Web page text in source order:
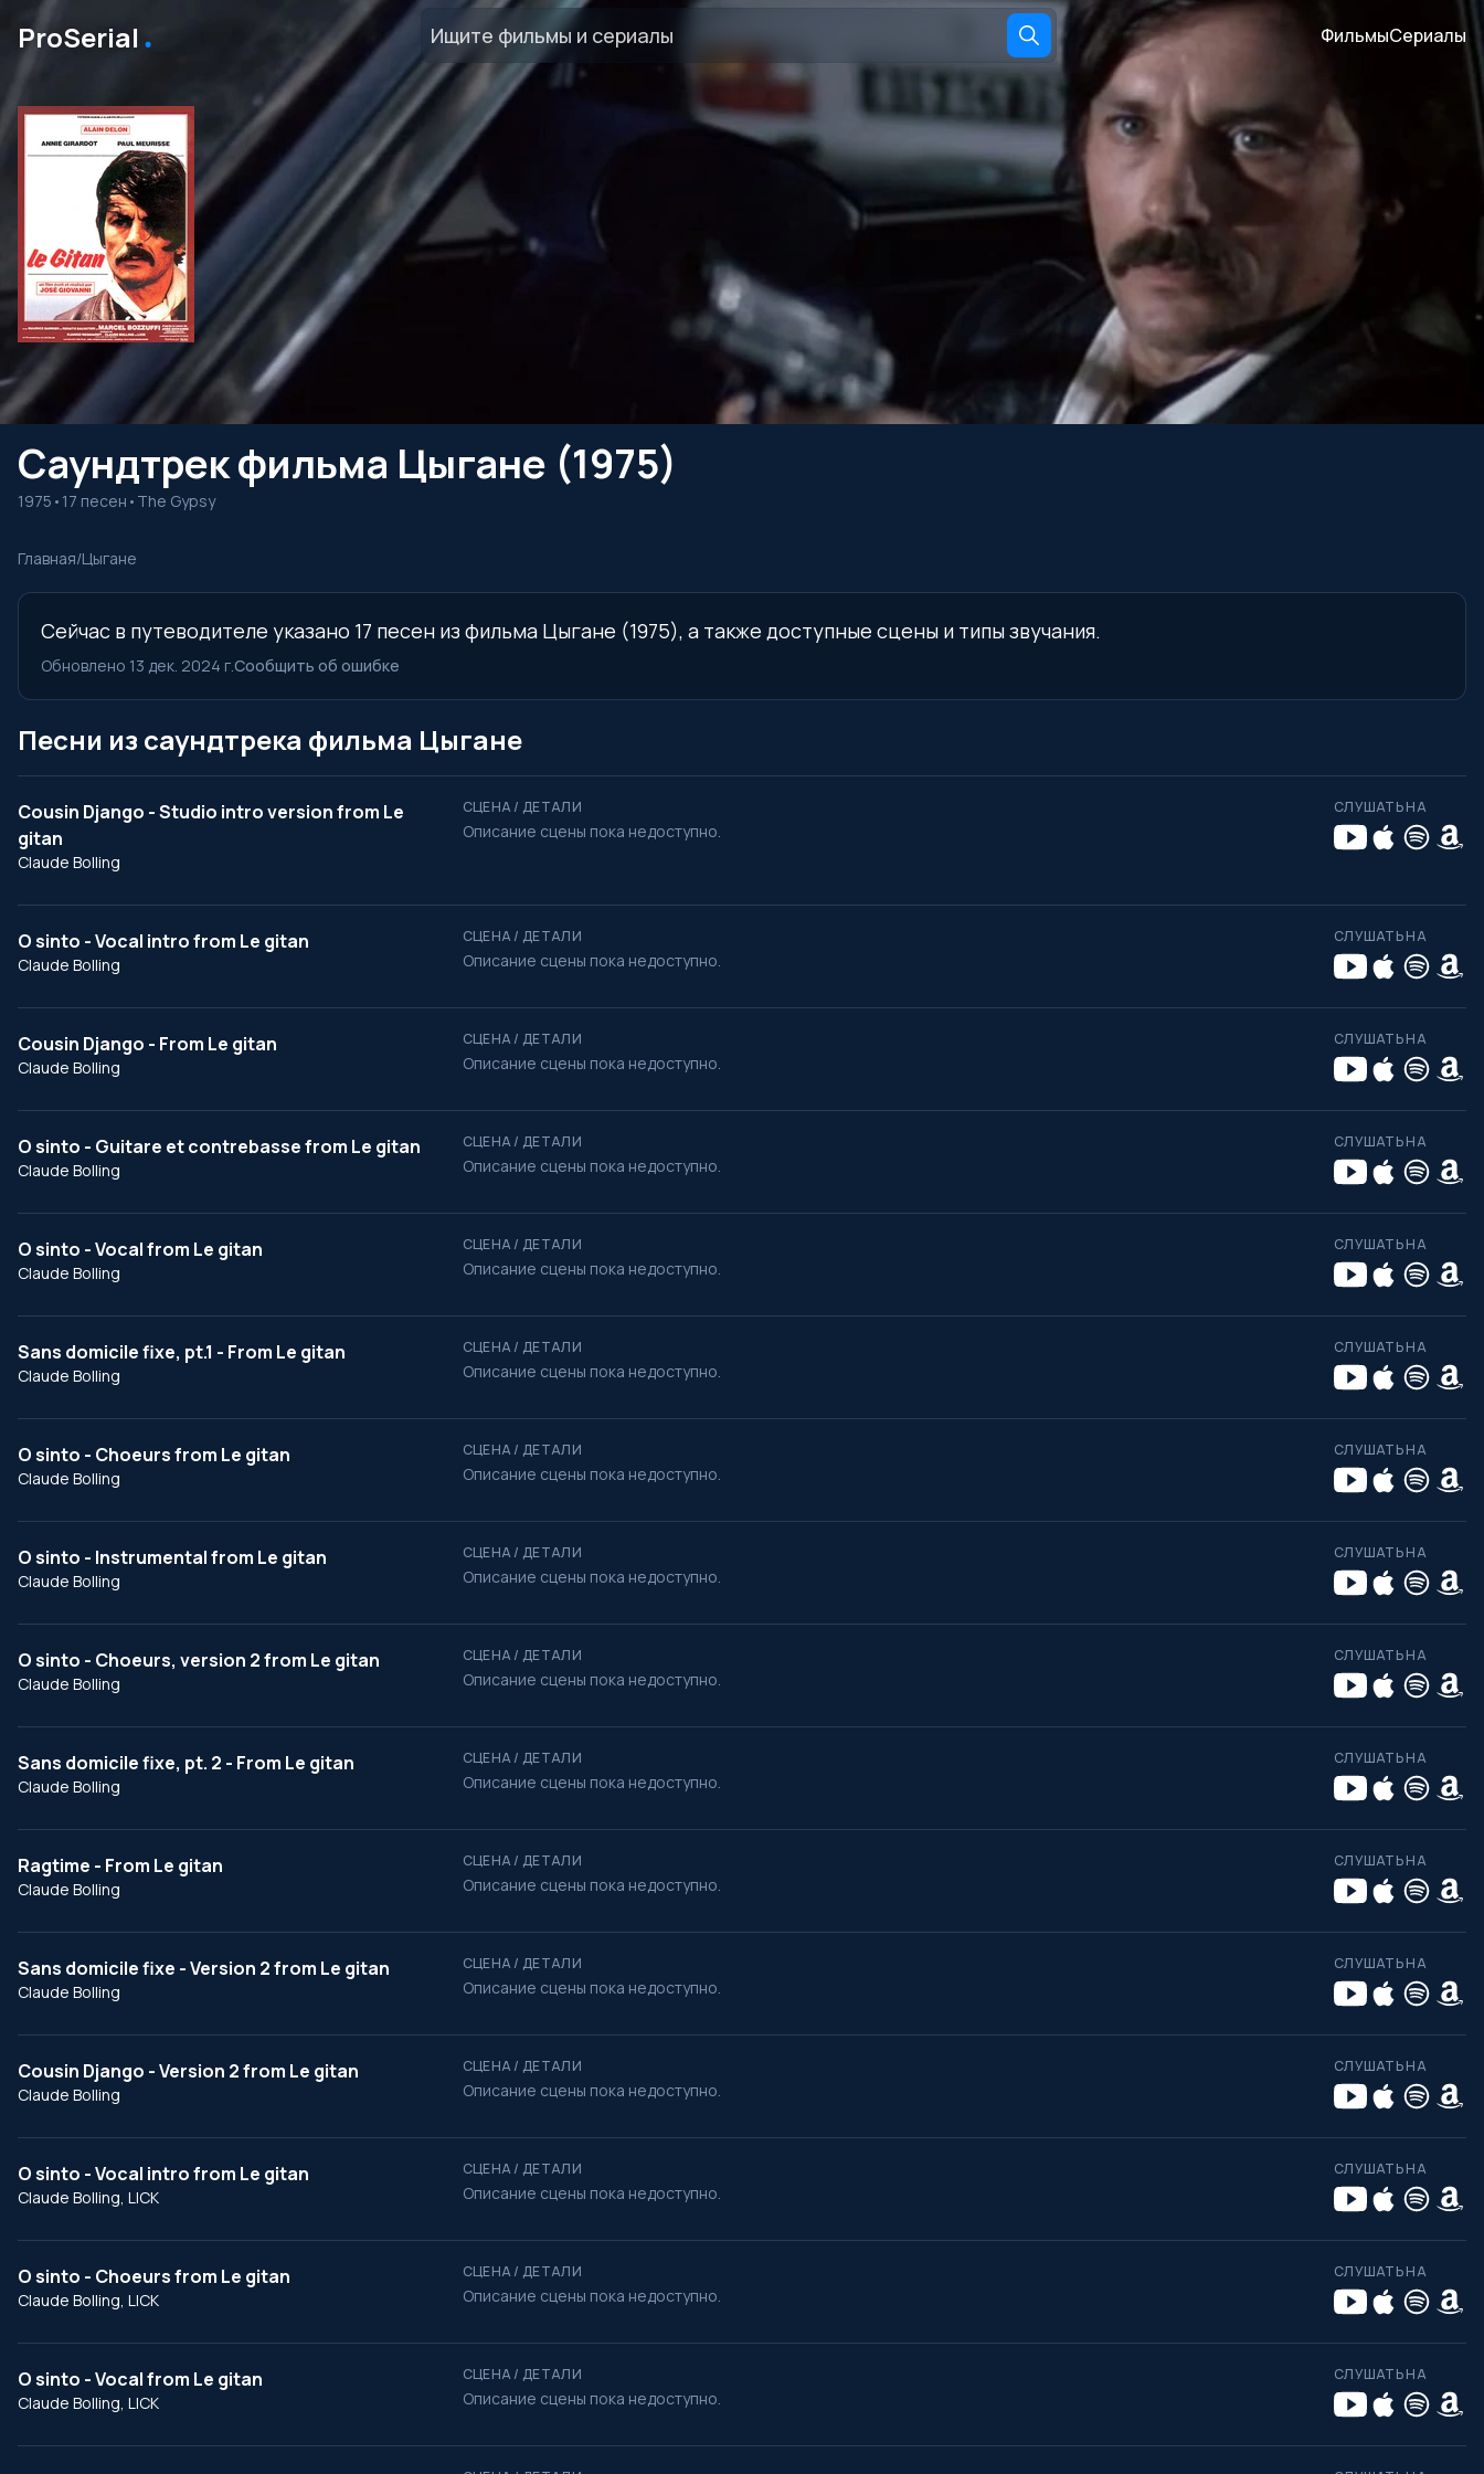
ProSerial ․ ФильмыСериалы
Саундтрек фильма Цыгане (1975)
1975 • 17 песен • The Gypsy
Главная/Цыгане
Сейчас в путеводителе указано 17 песен из фильма Цыгане (1975), а также доступные сцены и типы звучания.
Обновлено 13 дек. 2024 г.Сообщить об ошибке
Песни из саундтрека фильма Цыгане
Cousin Django - Studio intro version from Le
gitan
Claude Bolling
СЦЕНА / ДЕТАЛИ
Описание сцены пока недоступно.
СЛУШАТЬ НА
O sinto - Vocal intro from Le gitan
Claude Bolling
СЦЕНА / ДЕТАЛИ
Описание сцены пока недоступно.
СЛУШАТЬ НА
Cousin Django - From Le gitan
Claude Bolling
СЦЕНА / ДЕТАЛИ
Описание сцены пока недоступно.
СЛУШАТЬ НА
O sinto - Guitare et contrebasse from Le gitan
Claude Bolling
СЦЕНА / ДЕТАЛИ
Описание сцены пока недоступно.
СЛУШАТЬ НА
O sinto - Vocal from Le gitan
Claude Bolling
СЦЕНА / ДЕТАЛИ
Описание сцены пока недоступно.
СЛУШАТЬ НА
Sans domicile fixe, pt.1 - From Le gitan
Claude Bolling
СЦЕНА / ДЕТАЛИ
Описание сцены пока недоступно.
СЛУШАТЬ НА
O sinto - Choeurs from Le gitan
Claude Bolling
СЦЕНА / ДЕТАЛИ
Описание сцены пока недоступно.
СЛУШАТЬ НА
O sinto - Instrumental from Le gitan
Claude Bolling
СЦЕНА / ДЕТАЛИ
Описание сцены пока недоступно.
СЛУШАТЬ НА
O sinto - Choeurs, version 2 from Le gitan
Claude Bolling
СЦЕНА / ДЕТАЛИ
Описание сцены пока недоступно.
СЛУШАТЬ НА
Sans domicile fixe, pt. 2 - From Le gitan
Claude Bolling
СЦЕНА / ДЕТАЛИ
Описание сцены пока недоступно.
СЛУШАТЬ НА
Ragtime - From Le gitan
Claude Bolling
СЦЕНА / ДЕТАЛИ
Описание сцены пока недоступно.
СЛУШАТЬ НА
Sans domicile fixe - Version 2 from Le gitan
Claude Bolling
СЦЕНА / ДЕТАЛИ
Описание сцены пока недоступно.
СЛУШАТЬ НА
Cousin Django - Version 2 from Le gitan
Claude Bolling
СЦЕНА / ДЕТАЛИ
Описание сцены пока недоступно.
СЛУШАТЬ НА
O sinto - Vocal intro from Le gitan
Claude Bolling, LICK
СЦЕНА / ДЕТАЛИ
Описание сцены пока недоступно.
СЛУШАТЬ НА
O sinto - Choeurs from Le gitan
Claude Bolling, LICK
СЦЕНА / ДЕТАЛИ
Описание сцены пока недоступно.
СЛУШАТЬ НА
O sinto - Vocal from Le gitan
Claude Bolling, LICK
СЦЕНА / ДЕТАЛИ
Описание сцены пока недоступно.
СЛУШАТЬ НА